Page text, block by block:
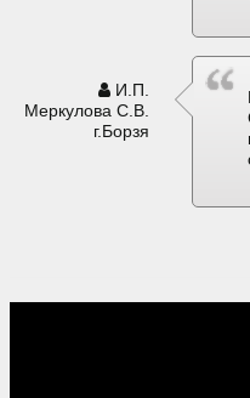
И.П.
Меркулова С.В.
г.Борзя